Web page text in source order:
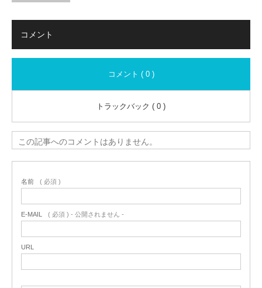
コメント
コメント ( 0 )
トラックバック ( 0 )
この記事へのコメントはありません。
名前 ( 必須 )
E-MAIL ( 必須 ) - 公開されません -
URL